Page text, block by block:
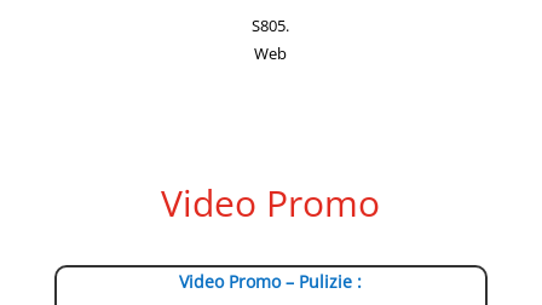
S805.
Web
Video Promo
Video Promo – Pulizie :